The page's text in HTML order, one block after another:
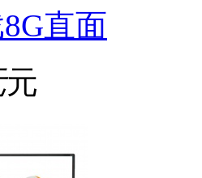
直面
元